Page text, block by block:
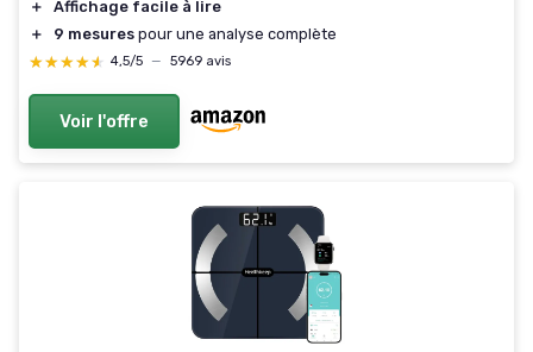
＋
Affichage facile à lire
＋
9 mesures pour une analyse complète
★★★★★
★★★★★ 4,5/5 — 5969 avis
Voir l'offre